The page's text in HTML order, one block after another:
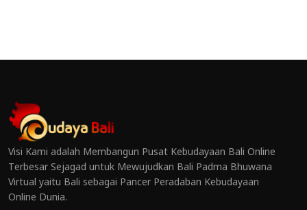
Visi Kami adalah Membangun Pusat Kebudayaan Bali Online
Terbesar Sejagad untuk Mewujudkan Bali Padma Bhuwana
Virtual yaitu Bali sebagai Pancer Peradaban Kebudayaan
Online Dunia.